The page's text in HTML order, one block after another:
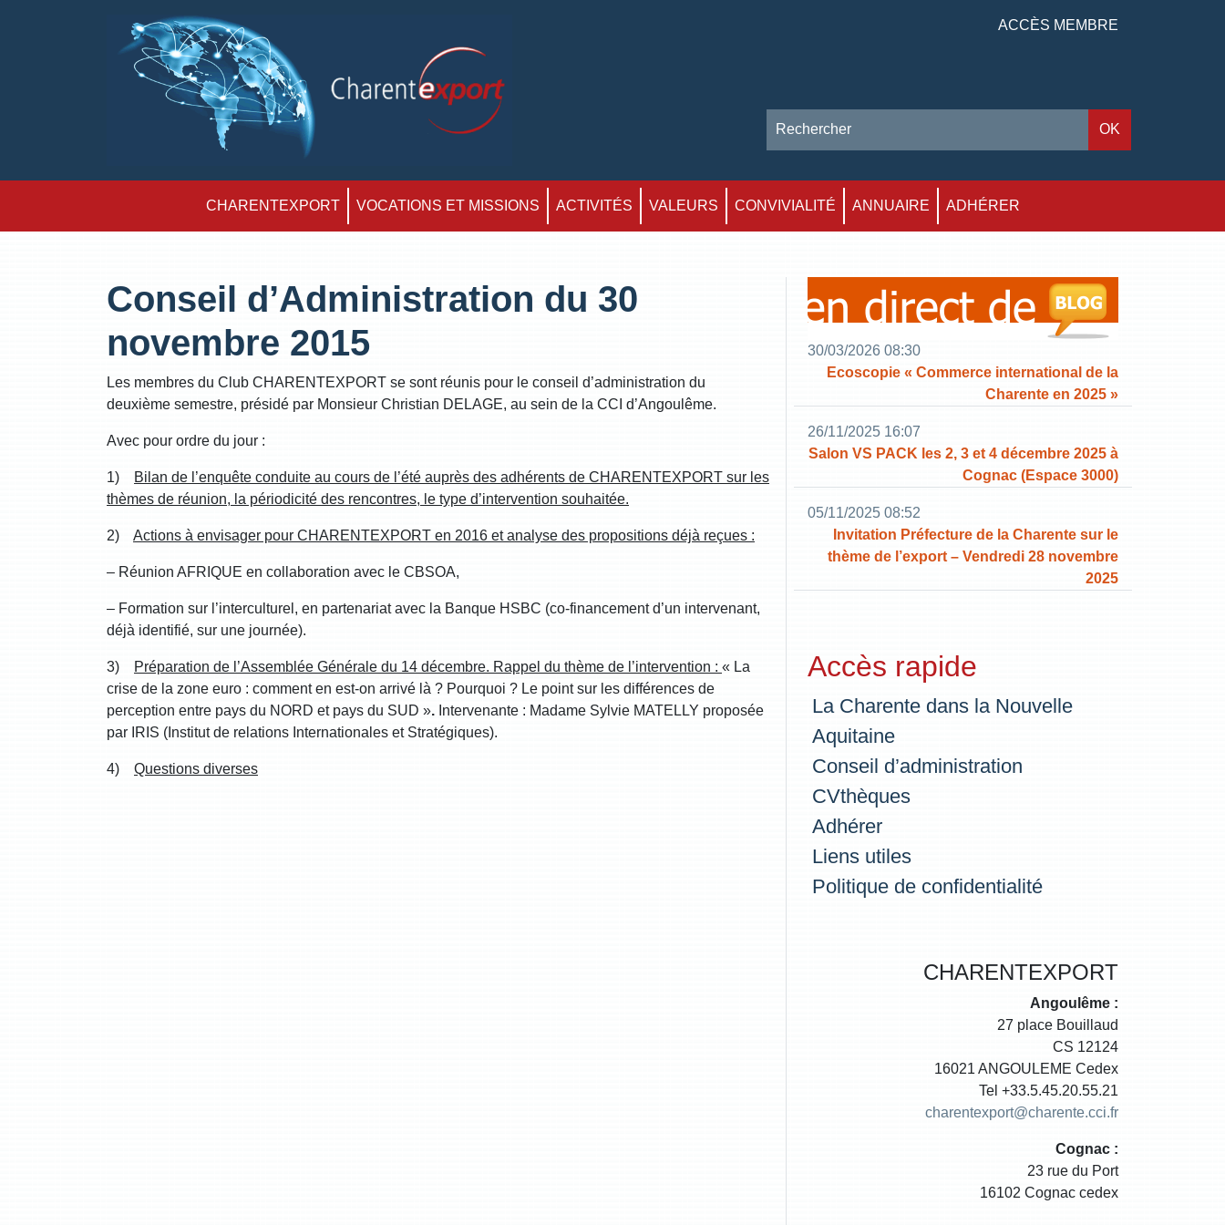
ACCÈS MEMBRE
CHARENTEXPORT VOCATIONS ET MISSIONS ACTIVITÉS VALEURS CONVIVIALITÉ ANNUAIRE ADHÉRER
Conseil d’Administration du 30
novembre 2015
Les membres du Club CHARENTEXPORT se sont réunis pour le conseil d’administration du
deuxième semestre, présidé par Monsieur Christian DELAGE, au sein de la CCI d’Angoulême.
Avec pour ordre du jour :
1)
Bilan de l’enquête conduite au cours de l’été auprès des adhérents de CHARENTEXPORT sur les
thèmes de réunion, la périodicité des rencontres, le type d’intervention souhaitée.
2) Actions à envisager pour CHARENTEXPORT en 2016 et analyse des propositions déjà reçues :
– Réunion AFRIQUE en collaboration avec le CBSOA,
– Formation sur l’interculturel, en partenariat avec la Banque HSBC (co-financement d’un intervenant,
déjà identifié, sur une journée).
3) Préparation de l’Assemblée Générale du 14 décembre. Rappel du thème de l’intervention : « La
crise de la zone euro : comment en est-on arrivé là ? Pourquoi ? Le point sur les différences de
perception entre pays du NORD et pays du SUD ». Intervenante : Madame Sylvie MATELLY proposée
par IRIS (Institut de relations Internationales et Stratégiques).
4) Questions diverses
30/03/2026 08:30
Ecoscopie « Commerce international de la
Charente en 2025 »
26/11/2025 16:07
Salon VS PACK les 2, 3 et 4 décembre 2025 à
Cognac (Espace 3000)
05/11/2025 08:52
Invitation Préfecture de la Charente sur le
thème de l’export – Vendredi 28 novembre
2025
Accès rapide
La Charente dans la Nouvelle
Aquitaine
Conseil d’administration
CVthèques
Adhérer
Liens utiles
Politique de confidentialité
CHARENTEXPORT
Angoulême :
27 place Bouillaud
CS 12124
16021 ANGOULEME Cedex
Tel +33.5.45.20.55.21
charentexport@charente.cci.fr
Cognac :
23 rue du Port
16102 Cognac cedex